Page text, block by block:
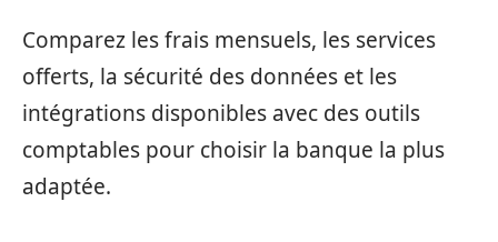
Comparez les frais mensuels, les services
offerts, la sécurité des données et les
intégrations disponibles avec des outils
comptables pour choisir la banque la plus
adaptée.